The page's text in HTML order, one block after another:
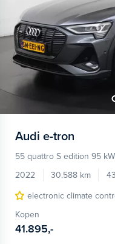
Audi e-tron
55 quattro S edition 95
2022
30.588 km
electronic climate
Kopen
41.895,-